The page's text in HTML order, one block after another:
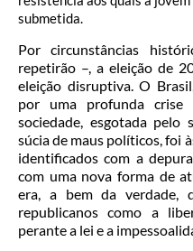
submetida.
Por circunstâncias
repetirão –, a eleição de
eleição disruptiva. O
por uma profunda crise
sociedade, esgotada
súcia de maus políticos, foi
identificados com a
com uma nova forma de
era, a bem da verdade,
republicanos como a
perante a lei e a